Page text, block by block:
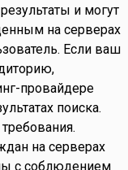
и могут
на серверах
Если ваш
провайдере
поиска.
на серверах
с соблюдением